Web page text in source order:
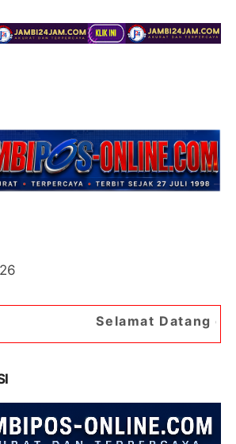
Datang di Portal Berita